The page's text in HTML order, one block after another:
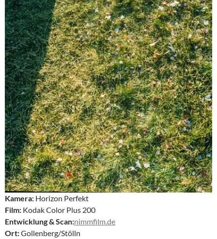
Kamera: Horizon Perfekt
Film: Kodak Color Plus 200
Entwicklung & Scan:nimmfilm.de
Ort:Gollenberg/Stölln